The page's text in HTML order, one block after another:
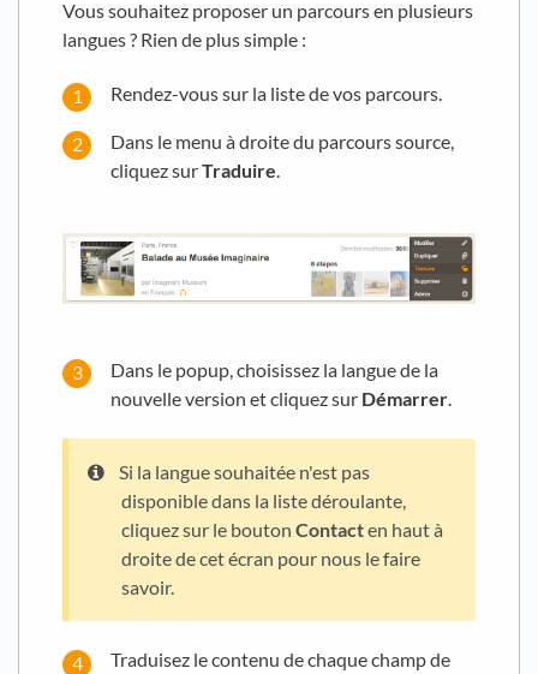
Vous souhaitez proposer un parcours en plusieurs
langues ? Rien de plus simple :
Rendez-vous sur la liste de vos parcours.
Dans le menu à droite du parcours source,
cliquez surTraduire
Dans le popup, choisissez la langue de la
nouvelle version et cliquez sur Démarrer
Si la langue souhaitée n'est pas
disponible dans la liste déroulante,
cliquez sur le bouton Contacten haut à
droite de cet écran pour nous le faire
savoir.
Traduisez le contenu de chaque champ de